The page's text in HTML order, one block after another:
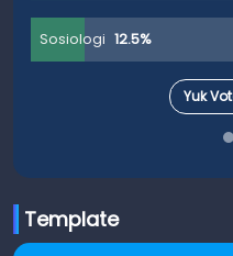
Sosiologi 12.5%
Yuk
Template